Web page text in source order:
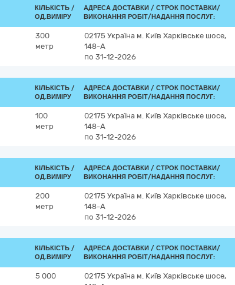
КІЛЬКІСТЬ /
ОД.ВИМІРУ
АДРЕСА ДОСТАВКИ / СТРОК ПОСТАВКИ/
ВИКОНАННЯ РОБІТ/НАДАННЯ ПОСЛУГ:
300
метр
02175 Україна м. Київ Харківське шосе,
148-А
по 31-12-2026
КІЛЬКІСТЬ /
ОД.ВИМІРУ
АДРЕСА ДОСТАВКИ / СТРОК ПОСТАВКИ/
ВИКОНАННЯ РОБІТ/НАДАННЯ ПОСЛУГ:
100
метр
02175 Україна м. Київ Харківське шосе,
148-А
по 31-12-2026
КІЛЬКІСТЬ /
ОД.ВИМІРУ
АДРЕСА ДОСТАВКИ / СТРОК ПОСТАВКИ/
ВИКОНАННЯ РОБІТ/НАДАННЯ ПОСЛУГ:
200
метр
02175 Україна м. Київ Харківське шосе,
148-А
по 31-12-2026
КІЛЬКІСТЬ /
ОД.ВИМІРУ
АДРЕСА ДОСТАВКИ / СТРОК ПОСТАВКИ/
ВИКОНАННЯ РОБІТ/НАДАННЯ ПОСЛУГ:
5 000
02175 Україна м. Київ Харківське шосе,